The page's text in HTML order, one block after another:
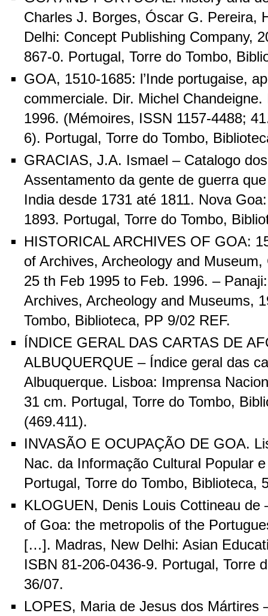
Charles J. Borges, Óscar G. Pereira,
Delhi: Concept Publishing Company,
867-0. Portugal, Torre do Tombo,
GOA, 1510-1685: l’Inde portugaise,
commerciale. Dir. Michel
1996. (Mémoires, ISSN 1157-4488;
6). Portugal, Torre do Tombo,
GRACIAS, J.A. Ismael – Catalogo
Assentamento da gente de guerra
India desde 1731 até 1811. Nova
1893. Portugal, Torre do Tombo,
HISTORICAL ARCHIVES OF GOA:
of Archives, Archeology and
25 th Feb 1995 to Feb. 1996. –
Archives, Archeology and Museums,
Tombo, Biblioteca, PP 9/02 REF.
ÍNDICE GERAL DAS CARTAS DE
ALBUQUERQUE – Índice geral das
Albuquerque. Lisboa: Imprensa
31 cm. Portugal, Torre do Tombo,
(469.411).
INVASÃO E OCUPAÇÃO DE GOA.
Nac. da Informação Cultural Popular
Portugal, Torre do Tombo, Biblioteca,
KLOGUEN, Denis Louis Cottineau de
of Goa: the metropolis of the
[…]. Madras, New Delhi: Asian
ISBN 81-206-0436-9. Portugal, Torre
36/07.
LOPES, Maria de Jesus dos Mártires